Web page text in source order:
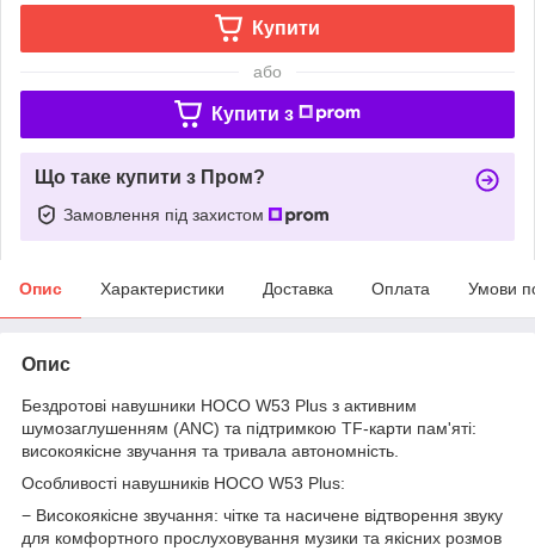
Купити
або
Купити з
Що таке купити з Пром?
Замовлення під захистом
Опис Характеристики Доставка Оплата Умови
Опис
Бездротові навушники HOCO W53 Plus з активним
шумозаглушенням (ANC) та підтримкою TF-карти пам'яті:
високоякісне звучання та тривала автономність.
Особливості навушників HOCO W53 Plus:
− Високоякісне звучання: чітке та насичене відтворення звуку
для комфортного прослуховування музики та якісних розмов